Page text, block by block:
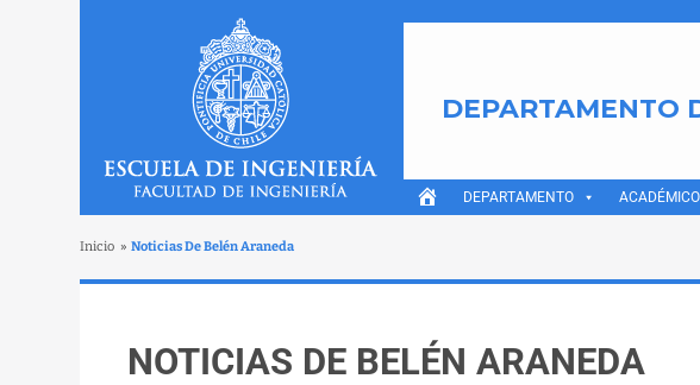
DEPARTAMENTO
DEPARTAMENTO
Inicio » Noticias De Belén Araneda
NOTICIAS DE BELÉN ARANEDA